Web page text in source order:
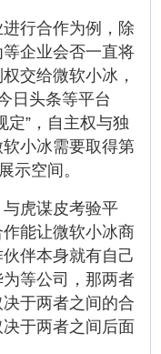
行合作为例，除
企业会否一直将
交给微软小冰，
日头条等平台
定”，自主权与独
小冰需要取得第
示空间。
虎谋皮考验平
能让微软小冰商
伴本身就有自己
等公司，那两者
于两者之间的合
于两者之间后面